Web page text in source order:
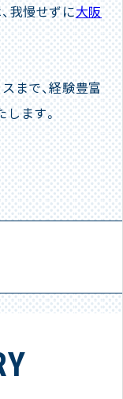
我慢せずに大阪
まで、経験豊富
します。